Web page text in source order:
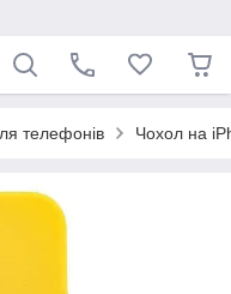
телефонів Чохол на